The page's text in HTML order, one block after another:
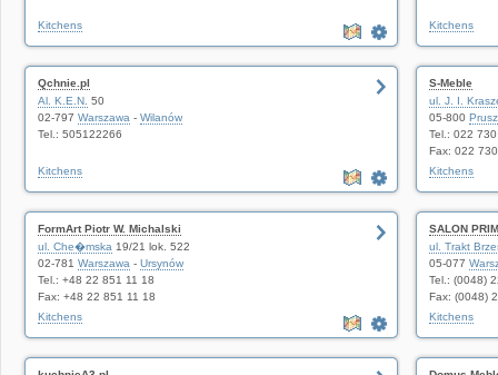
Kitchens Kitchens
Qchnie.pl
Al. K.E.N. 50
02-797 Warszawa - Wilanów
Tel.: 505122266
Kitchens
S-Meble
ul. J. I.
05-800
Tel.: 022
Fax: 022
Kitchens
FormArt Piotr W. Michalski
ul. Che�mska 19/21 lok. 522
02-781 Warszawa - Ursynów
Tel.: +48 22 851 11 18
Fax: +48 22 851 11 18
Kitchens
SALON
ul. Trakt
05-077
Tel.: (0048)
Fax: (0048)
Kitchens